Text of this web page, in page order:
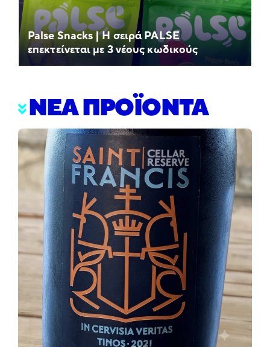
Palse Snacks | Η σειρά PALSE
επεκτείνεται με 3 νέους κωδικούς
ΝΕΑ ΠΡΟΪΟΝΤΑ